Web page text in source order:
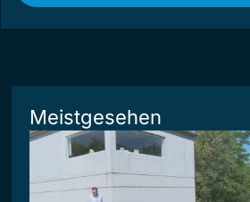
Meistgesehen